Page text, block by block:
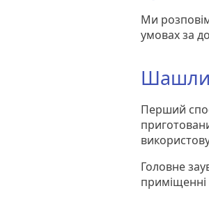
Ми
умовах за
Перший
Головне